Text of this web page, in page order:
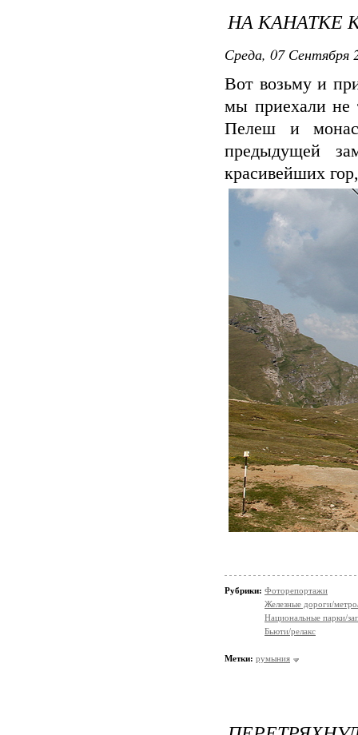
НА КАНАТКЕ
Среда, 07 Сентября
Вот возьму и
мы приехали не
Пелеш и
предыдущей
красивейших
Рубрики: Фоторепортажи
Железные дороги/
Национальные парки/
Бьюти/релакс
Метки: румыния